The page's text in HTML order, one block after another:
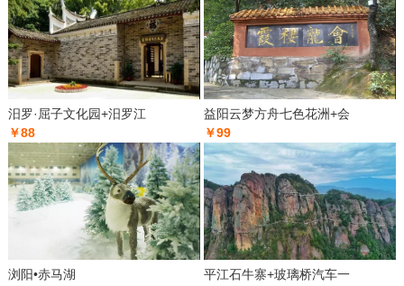
汨罗·屈子文化园+汨罗江
￥88
益阳云梦方舟七色花洲+会
￥99
浏阳•赤马湖
平江石牛寨+玻璃桥汽车一